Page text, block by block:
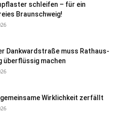
schleifen – für ein
Braunschweig!
Dankwardstraße muss Rathaus-
überflüssig machen
gemeinsame Wirklichkeit zerfällt